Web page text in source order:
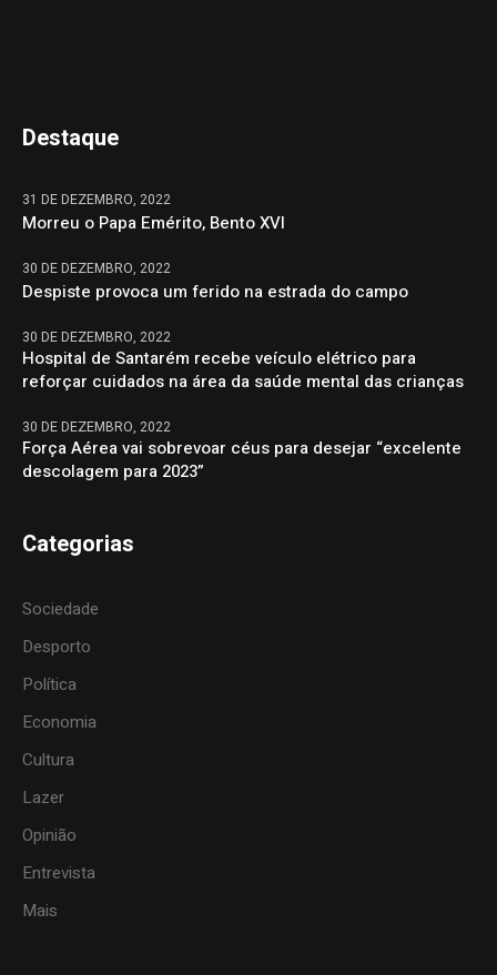
Destaque
31 DE DEZEMBRO, 2022
Morreu o Papa Emérito, Bento XVI
30 DE DEZEMBRO, 2022
Despiste provoca um ferido na estrada do campo
30 DE DEZEMBRO, 2022
Hospital de Santarém recebe veículo elétrico para
reforçar cuidados na área da saúde mental das crianças
30 DE DEZEMBRO, 2022
Força Aérea vai sobrevoar céus para desejar “excelente
descolagem para 2023”
Categorias
Sociedade
Desporto
Política
Economia
Cultura
Lazer
Opinião
Entrevista
Mais